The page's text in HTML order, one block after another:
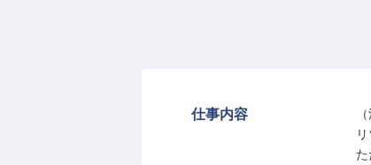
仕事内容
た